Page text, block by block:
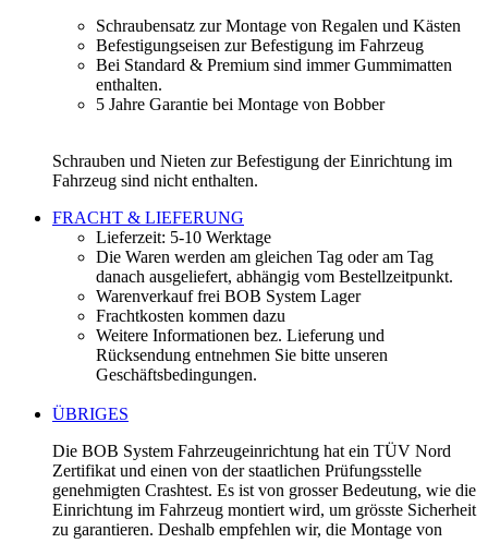
Schraubensatz zur Montage von Regalen und Kästen
Befestigungseisen zur Befestigung im Fahrzeug
Bei Standard & Premium sind immer Gummimatten
enthalten.
5 Jahre Garantie bei Montage von Bobber
Schrauben und Nieten zur Befestigung der Einrichtung im
Fahrzeug sind nicht enthalten.
FRACHT & LIEFERUNG
Lieferzeit: 5-10 Werktage
Die Waren werden am gleichen Tag oder am Tag
danach ausgeliefert, abhängig vom Bestellzeitpunkt.
Warenverkauf frei BOB System Lager
Frachtkosten kommen dazu
Weitere Informationen bez. Lieferung und
Rücksendung entnehmen Sie bitte unseren
Geschäftsbedingungen.
ÜBRIGES
Die BOB System Fahrzeugeinrichtung hat ein TÜV Nord
Zertifikat und einen von der staatlichen Prüfungsstelle
genehmigten Crashtest. Es ist von grosser Bedeutung, wie die
Einrichtung im Fahrzeug montiert wird, um grösste Sicherheit
zu garantieren. Deshalb empfehlen wir, die Montage von